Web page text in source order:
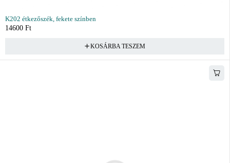
K202 étkezőszék, fekete színben
14600 Ft
KOSÁRBA TESZEM